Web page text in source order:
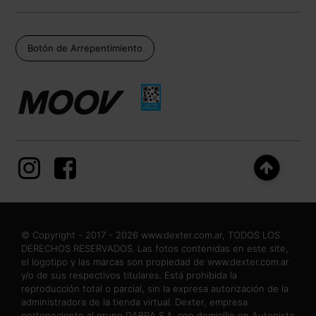
Botón de Arrepentimiento
© Copyright - 2017 - 2026 www.dexter.com.ar, TODOS LOS
DERECHOS RESERVADOS. Las fotos contenidas en este site,
el logotipo y las marcas son propiedad de www.dexter.com.ar
y/o de sus respectivos titulares. Está prohibida la
reproducción total o parcial, sin la expresa autorización de la
administradora de la tienda virtual. Dexter, empresa